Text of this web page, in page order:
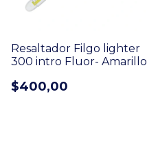
Resaltador Filgo lighter
300 intro Fluor- Amarillo
$400,00